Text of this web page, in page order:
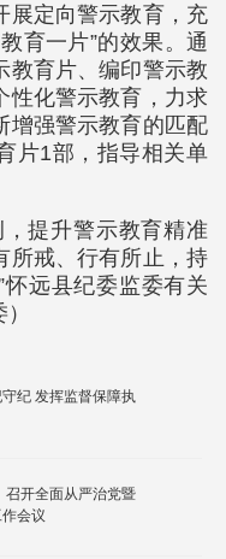
展定向警示教育，充
育一片”的效果。通
教育片、编印警示教
性化警示教育，力求
增强警示教育的匹配
片1部，指导相关单
提升警示教育精准
所戒、行有所止，持
远县纪委监委有关
纪 发挥监督保障执
召开全面从严治党暨
会议